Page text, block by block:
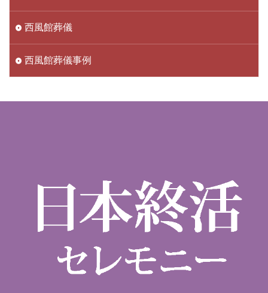
西風館葬儀
西風館葬儀事例